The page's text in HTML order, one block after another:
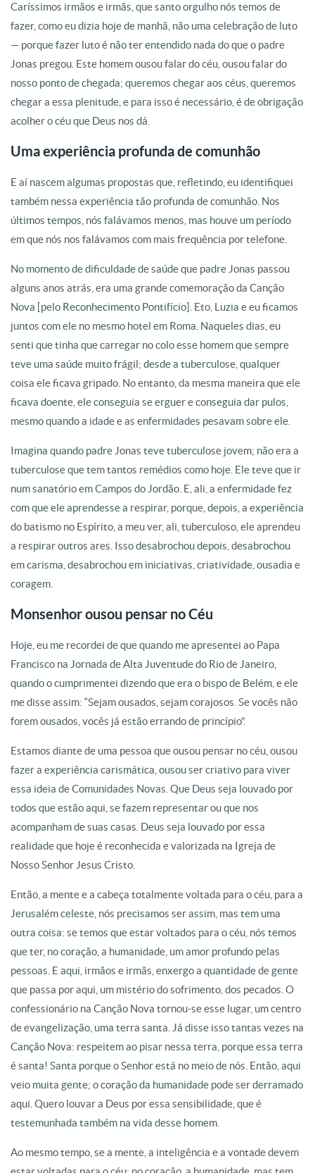
Caríssimos irmãos e irmãs, que santo orgulho nós temos de
fazer, como eu dizia hoje de manhã, não uma celebração de luto
— porque fazer luto é não ter entendido nada do que o padre
Jonas pregou. Este homem ousou falar do céu, ousou falar do
nosso ponto de chegada; queremos chegar aos céus, queremos
chegar a essa plenitude, e para isso é necessário, é de obrigação
acolher o céu que Deus nos dá.
Uma experiência profunda de comunhão
E aí nascem algumas propostas que, refletindo, eu identifiquei
também nessa experiência tão profunda de comunhão. Nos
últimos tempos, nós falávamos menos, mas houve um período
em que nós nos falávamos com mais frequência por telefone.
No momento de dificuldade de saúde que padre Jonas passou
alguns anos atrás, era uma grande comemoração da Canção
Nova [pelo Reconhecimento Pontifício]. Eto, Luzia e eu ficamos
juntos com ele no mesmo hotel em Roma. Naqueles dias, eu
senti que tinha que carregar no colo esse homem que sempre
teve uma saúde muito frágil; desde a tuberculose, qualquer
coisa ele ficava gripado. No entanto, da mesma maneira que ele
ficava doente, ele conseguia se erguer e conseguia dar pulos,
mesmo quando a idade e as enfermidades pesavam sobre ele.
Imagina quando padre Jonas teve tuberculose jovem; não era a
tuberculose que tem tantos remédios como hoje. Ele teve que ir
num sanatório em Campos do Jordão. E, ali, a enfermidade fez
com que ele aprendesse a respirar, porque, depois, a experiência
do batismo no Espírito, a meu ver, ali, tuberculoso, ele aprendeu
a respirar outros ares. Isso desabrochou depois, desabrochou
em carisma, desabrochou em iniciativas, criatividade, ousadia e
coragem.
Monsenhor ousou pensar no Céu
Hoje, eu me recordei de que quando me apresentei ao Papa
Francisco na Jornada de Alta Juventude do Rio de Janeiro,
quando o cumprimentei dizendo que era o bispo de Belém, e ele
me disse assim: “Sejam ousados, sejam corajosos. Se vocês não
forem ousados, vocês já estão errando de princípio”.
Estamos diante de uma pessoa que ousou pensar no céu, ousou
fazer a experiência carismática, ousou ser criativo para viver
essa ideia de Comunidades Novas. Que Deus seja louvado por
todos que estão aqui, se fazem representar ou que nos
acompanham de suas casas. Deus seja louvado por essa
realidade que hoje é reconhecida e valorizada na Igreja de
Nosso Senhor Jesus Cristo.
Então, a mente e a cabeça totalmente voltada para o céu, para a
Jerusalém celeste, nós precisamos ser assim, mas tem uma
outra coisa: se temos que estar voltados para o céu, nós temos
que ter, no coração, a humanidade, um amor profundo pelas
pessoas. E aqui, irmãos e irmãs, enxergo a quantidade de gente
que passa por aqui, um mistério do sofrimento, dos pecados. O
confessionário na Canção Nova tornou-se esse lugar, um centro
de evangelização, uma terra santa. Já disse isso tantas vezes na
Canção Nova: respeitem ao pisar nessa terra, porque essa terra
é santa! Santa porque o Senhor está no meio de nós. Então, aqui
veio muita gente; o coração da humanidade pode ser derramado
aqui. Quero louvar a Deus por essa sensibilidade, que é
testemunhada também na vida desse homem.
Ao mesmo tempo, se a mente, a inteligência e a vontade devem